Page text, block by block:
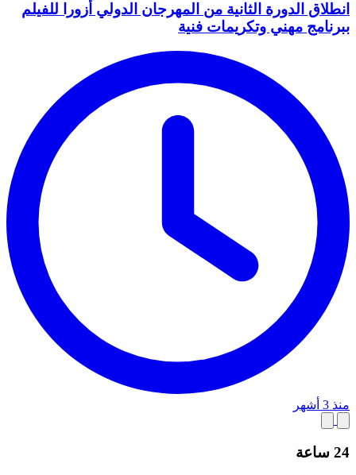
انطلاق الدورة الثانية من المهرجان الدولي أزورا للفيلم
ببرنامج مهني وتكريمات فنية
منذ 3 أشهر
24 ساعة